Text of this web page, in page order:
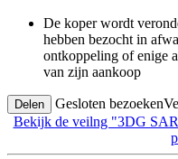
De koper wordt
hebben bezocht in
ontkoppeling of enige
van zijn aankoop
Delen Gesloten bezoeken
Bekijk de veilng "3DG